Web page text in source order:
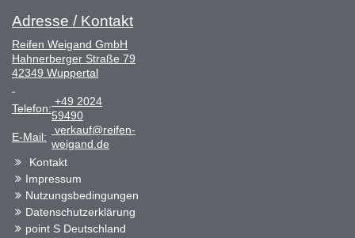
Adresse / Kontakt
Reifen Weigand GmbH
Hahnerberger Straße 79
42349 Wuppertal
Telefon:
+49 2024
59490
E-Mail:
verkauf@reifen-
weigand.de
Kontakt
Impressum
Nutzungsbedingungen
Datenschutzerklärung
point S Deutschland